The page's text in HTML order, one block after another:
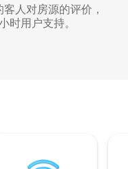
人对房源的评价，
时用户支持。